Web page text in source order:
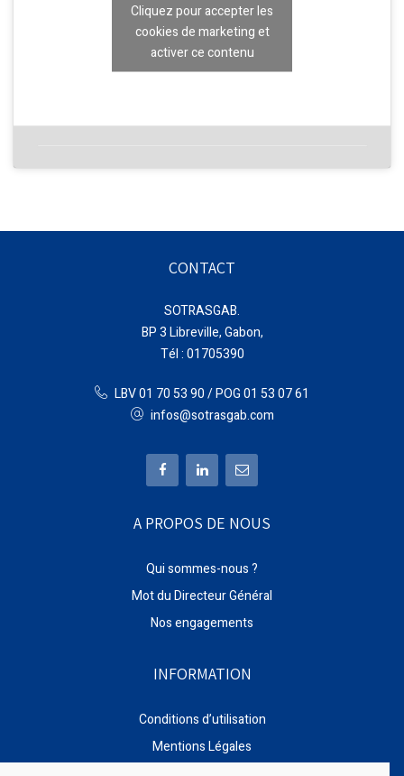
Cliquez pour accepter les
cookies de marketing et
activer ce contenu
CONTACT
SOTRASGAB.
BP 3 Libreville, Gabon,
Tél : 01705390
LBV 01 70 53 90 / POG 01 53 07 61
infos@sotrasgab.com
A PROPOS DE NOUS
Qui sommes-nous ?
Mot du Directeur Général
Nos engagements
INFORMATION
Conditions d’utilisation
Mentions Légales